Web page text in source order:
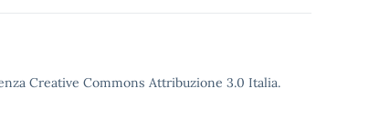
Creative Commons Attribuzione 3.0 Italia.